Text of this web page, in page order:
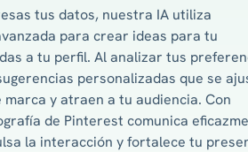
tus datos, nuestra IA utiliza
para crear ideas para tu
a tu perfil. Al analizar tus
personalizadas que se
y atraen a tu audiencia. Con
de Pinterest comunica
la interacción y fortalece tu